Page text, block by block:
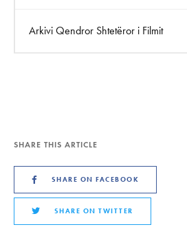
Arkivi Qendror Shtetëror i Filmit
SHARE THIS ARTICLE
SHARE ON FACEBOOK
SHARE ON TWITTER